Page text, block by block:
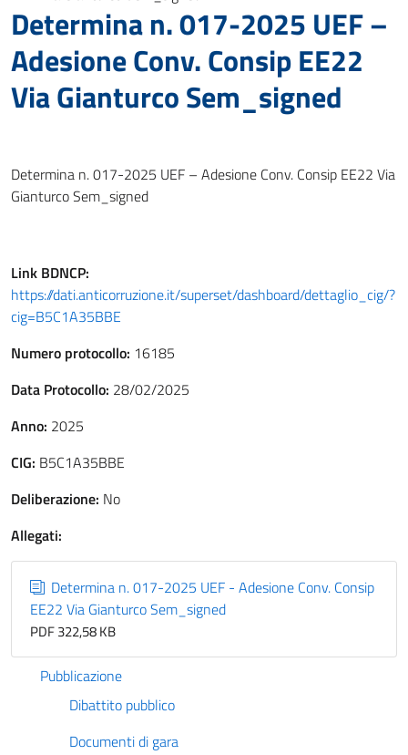
Determina n. 017-2025 UEF –
Adesione Conv. Consip EE22
Via Gianturco Sem_signed
Determina n. 017-2025 UEF – Adesione Conv. Consip EE22 Via
Gianturco Sem_signed
Link BDNCP:
https://dati.anticorruzione.it/superset/dashboard/dettaglio_cig/?
cig=B5C1A35BBE
Numero protocollo: 16185
Data Protocollo: 28/02/2025
Anno: 2025
CIG: B5C1A35BBE
Deliberazione: No
Allegati:
Determina n. 017-2025 UEF - Adesione Conv. Consip
EE22 Via Gianturco Sem_signed
PDF 322,58 KB
Pubblicazione
Dibattito pubblico
Documenti di gara